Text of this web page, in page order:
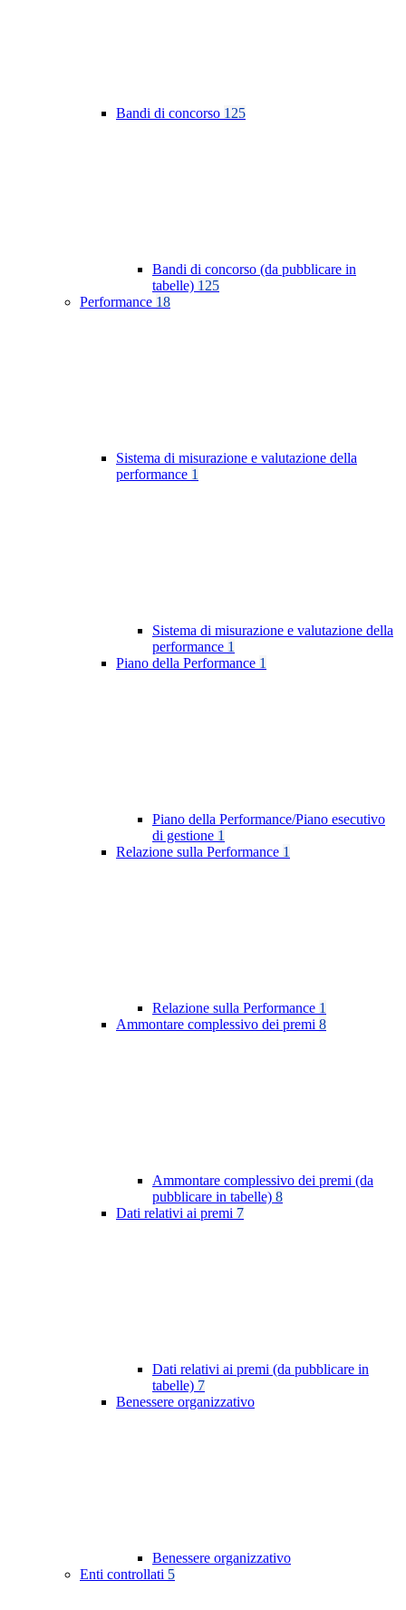
Bandi di concorso 125
Bandi di concorso (da pubblicare in
tabelle) 125
Performance 18
Sistema di misurazione e valutazione della
performance 1
Sistema di misurazione e valutazione della
performance 1
Piano della Performance 1
Piano della Performance/Piano esecutivo
di gestione 1
Relazione sulla Performance 1
Relazione sulla Performance 1
Ammontare complessivo dei premi 8
Ammontare complessivo dei premi (da
pubblicare in tabelle) 8
Dati relativi ai premi 7
Dati relativi ai premi (da pubblicare in
tabelle) 7
Benessere organizzativo
Benessere organizzativo
Enti controllati 5